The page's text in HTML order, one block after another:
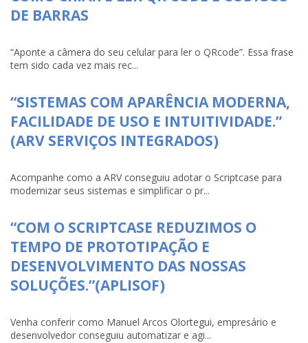
DE BARRAS
“Aponte a câmera do seu celular para ler o QRcode”. Essa frase
tem sido cada vez mais rec...
“SISTEMAS COM APARÊNCIA MODERNA,
FACILIDADE DE USO E INTUITIVIDADE.”
(ARV SERVIÇOS INTEGRADOS)
Acompanhe como a ARV conseguiu adotar o Scriptcase para
modernizar seus sistemas e simplificar o pr...
“COM O SCRIPTCASE REDUZIMOS O
TEMPO DE PROTOTIPAÇÃO E
DESENVOLVIMENTO DAS NOSSAS
SOLUÇÕES.”(APLISOF)
Venha conferir como Manuel Arcos Olortegui, empresário e
desenvolvedor conseguiu automatizar e agi...